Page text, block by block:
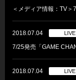
＜メディア情報：TV＞
2018.07.04 LIVE
7/25発売「GAME
2018.07.04 LIVE